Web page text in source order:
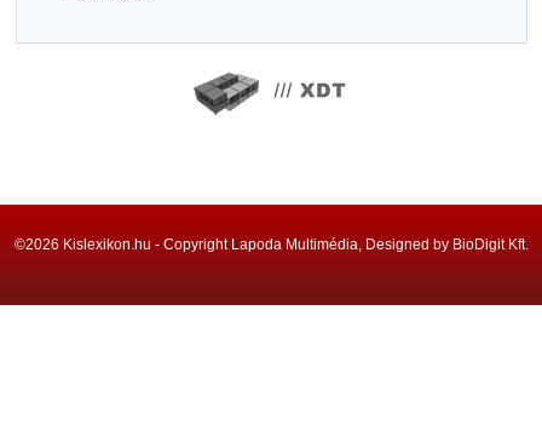
©2026 Kislexikon.hu - Copyright Lapoda Multimédia, Designed by BioDigit Kft.